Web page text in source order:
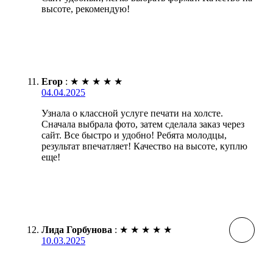
высоте, рекомендую!
Егор : ★ ★ ★ ★ ★
04.04.2025
Узнала о классной услуге печати на холсте.
Сначала выбрала фото, затем сделала заказ через
сайт. Все быстро и удобно! Ребята молодцы,
результат впечатляет! Качество на высоте, куплю
еще!
Лида Горбунова : ★ ★ ★ ★ ★
10.03.2025